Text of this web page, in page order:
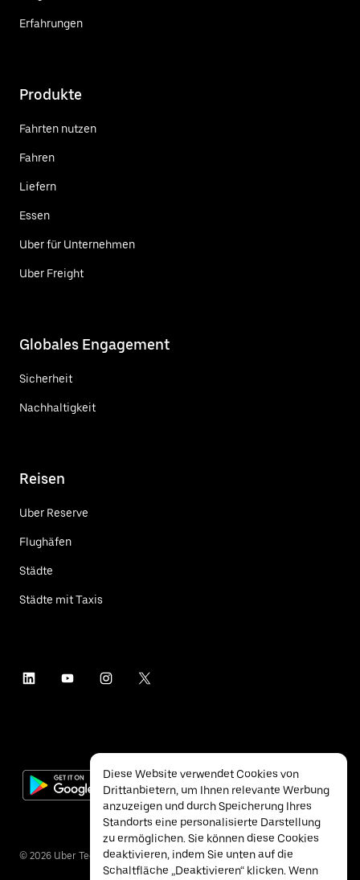
Erfahrungen
Produkte
Fahrten nutzen
Fahren
Liefern
Essen
Uber für Unternehmen
Uber Freight
Globales Engagement
Sicherheit
Nachhaltigkeit
Reisen
Uber Reserve
Flughäfen
Städte
Städte mit Taxis
© 2026 Uber Technologies Inc.
Diese Website verwendet Cookies von
Drittanbietern, um Ihnen relevante Werbung
anzuzeigen und durch Speicherung Ihres
Standorts eine personalisierte Darstellung
zu ermöglichen. Sie können diese Cookies
deaktivieren, indem Sie unten auf die
Schaltfläche „Deaktivieren“ klicken. Wenn